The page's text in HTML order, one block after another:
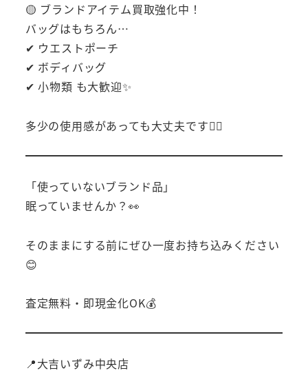
🟡 ブランドアイテム買取強化中！
バッグはもちろん…
✔ ウエストポーチ
✔ ボディバッグ
✔ 小物類 も大歓迎✨
多少の使用感があっても大丈夫です🙆‍♂️
「使っていないブランド品」
眠っていませんか？👀
そのままにする前にぜひ一度お持ち込みください
😊
査定無料・即現金化OK💰
📍大吉いずみ中央店